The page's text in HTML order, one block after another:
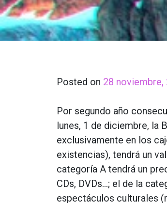
Posted on 28 noviembre,
Por segundo año
lunes, 1 de diciembre, la
exclusivamente en los
existencias), tendrá un
categoría A tendrá un
CDs, DVDs…; el de la
espectáculos culturales